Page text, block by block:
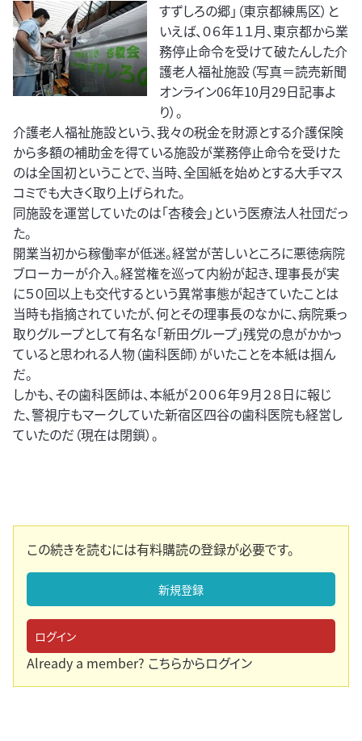
すずしろの郷」（東京都練馬区）と
いえば、０６年１１月、東京都から業
務停止命令を受けて破たんした介
護老人福祉施設（写真＝読売新聞
オンライン06年10月29日記事よ
り）。
介護老人福祉施設という、我々の税金を財源とする介護保険
から多額の補助金を得ている施設が業務停止命令を受けた
のは全国初ということで、当時、全国紙を始めとする大手マス
コミでも大きく取り上げられた。
同施設を運営していたのは「杏稜会」という医療法人社団だっ
た。
開業当初から稼働率が低迷。経営が苦しいところに悪徳病院
ブローカーが介入。経営権を巡って内紛が起き、理事長が実
に５０回以上も交代するという異常事態が起きていたことは
当時も指摘されていたが、何とその理事長のなかに、病院乗っ
取りグループとして有名な「新田グループ」残党の息がかかっ
ていると思われる人物（歯科医師）がいたことを本紙は掴ん
だ。
しかも、その歯科医師は、本紙が２００６年９月２８日に報じ
た、警視庁もマークしていた新宿区四谷の歯科医院も経営し
ていたのだ（現在は閉鎖）。
この続きを読むには有料購読の登録が必要です。
新規登録
ログイン
Already a member? こちらからログイン